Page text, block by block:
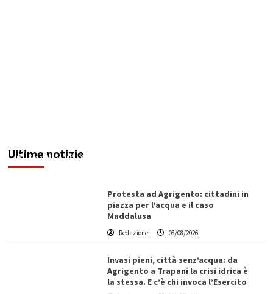
Ultime notizie
Redazione 08/08/2026
Protesta ad Agrigento: cittadini in
piazza per l’acqua e il caso
Maddalusa
Redazione 08/08/2026
Invasi pieni, città senz’acqua: da
Agrigento a Trapani la crisi idrica è
la stessa. E c’è chi invoca l’Esercito